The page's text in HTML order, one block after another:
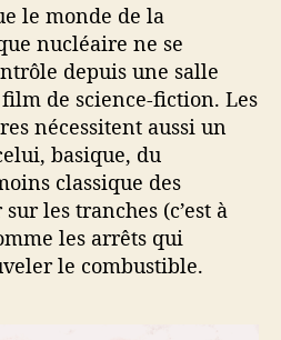
le monde de la
nucléaire ne se
depuis une salle
de science-fiction. Les
nécessitent aussi un
basique, du
classique des
les tranches (c’est à
les arrêts qui
le combustible.